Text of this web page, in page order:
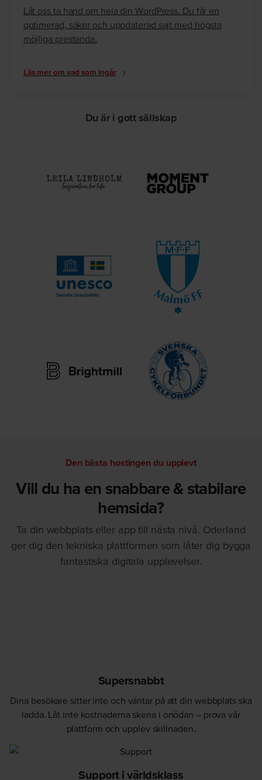
Låt oss ta hand om hela din WordPress. Du får en
optimerad, säker och uppdaterad sajt med högsta
möjliga prestanda.
Läs mer om vad som ingår
Du är i gott sällskap
Den bästa hostingen du upplevt
Vill du ha en snabbare & stabilare
hemsida?
Ta din webbplats eller app till nästa nivå. Oderland
ger dig den tekniska plattformen som låter dig bygga
fantastiska digitala upplevelser.
Supersnabbt
Dina besökare sitter inte och väntar på att din webbplats ska
ladda. Låt inte kostnaderna skena i onödan – prova vår
plattform och upplev skillnaden.
Support i världsklass